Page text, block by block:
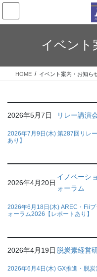
コ
テ
ス
ナ
ゲ
ン
イベント
HOME イベント案内・お知ら
2026年5月7日 リレー講演
2026年7月9日(木) 第287回リレ
あり】
2026年4月20日
イノベーシ
ォーラム
2026年6月18日(木) AREC・Fii
ォーラム2026【レポートあり】
2026年4月19日 脱炭素経営
2026年6月4日(木) GX推進・脱炭